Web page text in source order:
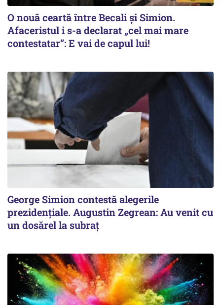
O nouă ceartă între Becali și Simion.
Afaceristul i s-a declarat „cel mai mare
contestatar”: E vai de capul lui!
George Simion contestă alegerile
prezidențiale. Augustin Zegrean: Au venit cu
un dosărel la subraț